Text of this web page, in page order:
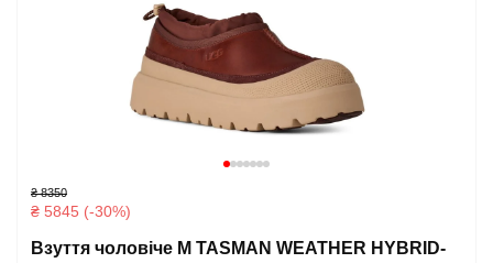
₴ 8350
₴ 5845 (-30%)
Взуття чоловіче M TASMAN WEATHER HYBRID-